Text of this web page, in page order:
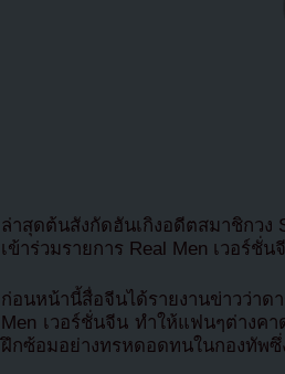
ล่าสุดต้นสังกัดฮันเกิงอดีตสมาชิกวง
เข้าร่วมรายการ Real Men เวอร์ชั่
ก่อนหน้านี้สื่อจีนได้รายงานข่าวว่าด
Men เวอร์ชั่นจีน ทำให้แฟนๆต่างค
ฝึกซ้อมอย่างทรหดอดทนในกองทัพซึ่